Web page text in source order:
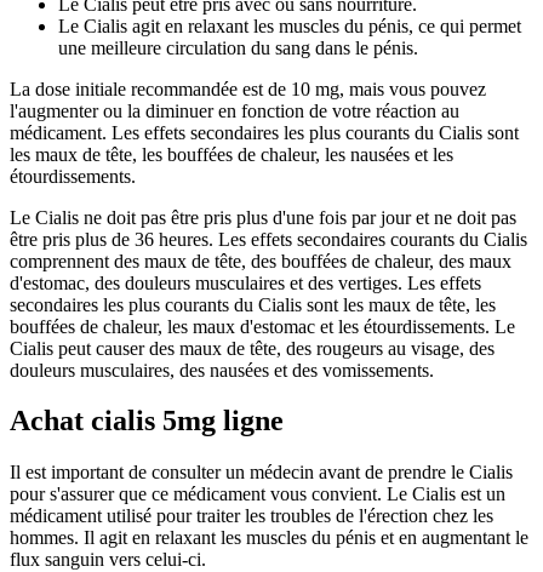
Le Cialis agit en relaxant les muscles du pénis, ce qui permet
une meilleure circulation du sang dans le pénis.
La dose initiale recommandée est de 10 mg, mais vous pouvez
l'augmenter ou la diminuer en fonction de votre réaction au
médicament. Les effets secondaires les plus courants du Cialis sont
les maux de tête, les bouffées de chaleur, les nausées et les
étourdissements.
Le Cialis ne doit pas être pris plus d'une fois par jour et ne doit pas
être pris plus de 36 heures. Les effets secondaires courants du Cialis
comprennent des maux de tête, des bouffées de chaleur, des maux
d'estomac, des douleurs musculaires et des vertiges. Les effets
secondaires les plus courants du Cialis sont les maux de tête, les
bouffées de chaleur, les maux d'estomac et les étourdissements. Le
Cialis peut causer des maux de tête, des rougeurs au visage, des
douleurs musculaires, des nausées et des vomissements.
Achat cialis 5mg ligne
Il est important de consulter un médecin avant de prendre le Cialis
pour s'assurer que ce médicament vous convient. Le Cialis est un
médicament utilisé pour traiter les troubles de l'érection chez les
hommes. Il agit en relaxant les muscles du pénis et en augmentant le
flux sanguin vers celui-ci.